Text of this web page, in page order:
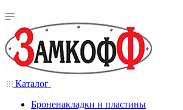
Каталог
Броненакладки и пластины